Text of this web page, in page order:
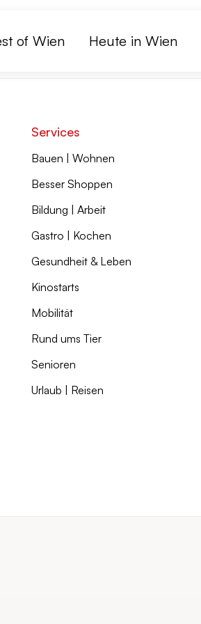
of Wien Heute in Wien
Services
Bauen | Wohnen
Besser Shoppen
Bildung | Arbeit
Gastro | Kochen
Gesundheit & Leben
Kinostarts
Mobilität
Rund ums Tier
Senioren
Urlaub | Reisen